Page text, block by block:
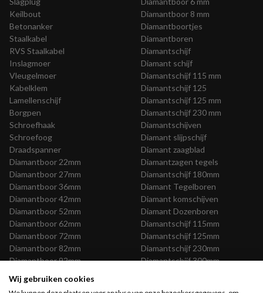
Keilbout
Betonanker
Staalkabel
RVS Staalkabel
Inslagmoer
Vleugelmoer
Kabelklem
Lamellenschijf
Borgpen
Schroefhaak
Schroefoog
Draadspanner
Diamantboor 8 mm
Diamantboortjes
Diamantboren
Diamantschijf
Diamant schijf
Diamantschijf 115 mm
Diamantschijf 125
Diamantschijf 125 mm
Diamantschijf 230 mm
Diamantschijven
Diamant slijpschijf
Diamant zaagblad
Diamantboor 22mm
Diamantboor 27mm
Diamantboor 36mm
Diamantboor 42mm
Diamantboor 52mm
Diamantboor 62mm
Diamantboor 72mm
Diamantboor 82mm
Diamantboor 92mm
Diamantboor 112mm
Diamantzagen tegels
Diamantschijf 180mm
Diamant Tegelboren
Diamant komschijven
Diamant Dozenboren
Diamantschijf 115mm
Diamantschijf 125mm
Diamantschijf 230mm
Diamantschijf 300mm
Wij gebruiken cookies